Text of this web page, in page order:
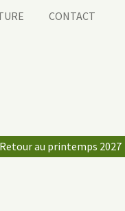
CONTACT
Retour au printemps 2027